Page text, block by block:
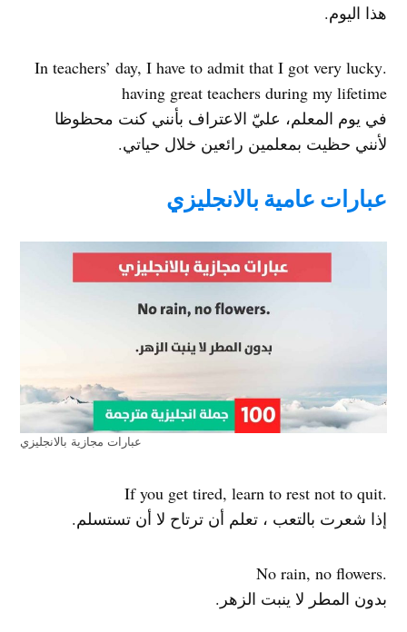
هذا اليوم.
.In teachers’ day, I have to admit that I got very lucky
having great teachers during my lifetime
في يوم المعلم، عليّ الاعتراف بأنني كنت محظوظا
لأنني حظيت بمعلمين رائعين خلال حياتي.
عبارات عامية بالانجليزي
عبارات مجازية بالانجليزي
.If you get tired, learn to rest not to quit
إذا شعرت بالتعب ، تعلم أن ترتاح لا أن تستسلم.
.No rain, no flowers
بدون المطر لا ينبت الزهر.